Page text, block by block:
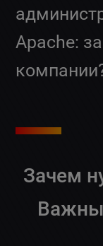
Apache:
Зачем